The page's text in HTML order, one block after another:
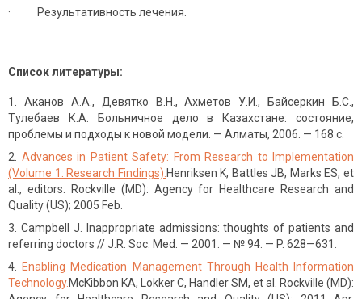
· Результативность лечения.
Список литературы:
Аканов А.А., Девятко В.Н., Ахметов У.И., Байсеркин Б.С.,
Тулебаев К.А. Больничное дело в Казахстане: состояние,
проблемы и подходы к новой модели. — Алматы, 2006. — 168 с.
Advances in Patient Safety: From Research to Implementation
(Volume 1: Research Findings). Henriksen K, Battles JB, Marks ES, et
al., editors. Rockville (MD): Agency for Healthcare Research and
Quality (US); 2005 Feb.
Campbell J. Inappropriate admissions: thoughts of patients and
referring doctors // J.R. Soc. Med. — 2001. — № 94. — P. 628—631.
Enabling Medication Management Through Health Information
Technology. McKibbon KA, Lokker C, Handler SM, et al. Rockville (MD):